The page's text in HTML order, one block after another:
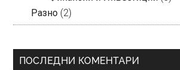
Разно (2)
ПОСЛЕДНИ КОМЕНТАРИ